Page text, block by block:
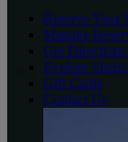
Reserve Your
Manage
Get Directions
Explore
Gift Cards
Contact Us